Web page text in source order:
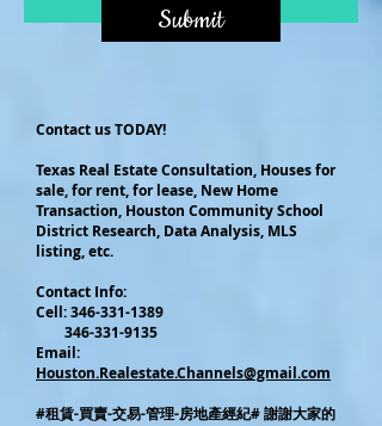
Submit
Contact us TODAY!
Texas Real Estate Consultation, Houses for
sale, for rent, for lease, New Home
Transaction, Houston Community School
District Research, Data Analysis, MLS
listing, etc.
Contact Info:
Cell:346-331-1389
346-331-9135
Email:
Houston.Realestate.Channels@gmail.com
#租賃-買賣-交易-管理-房地產經紀# 謝謝大家的